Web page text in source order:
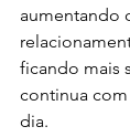
aumentando
ficando mais
continua com
dia.